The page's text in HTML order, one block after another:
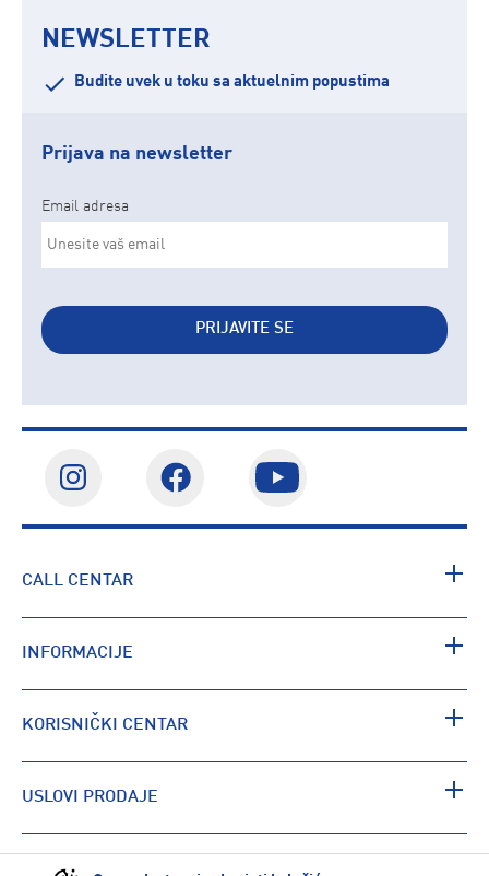
NEWSLETTER
Budite uvek u toku sa aktuelnim popustima
Prijava na newsletter
Email adresa
PRIJAVITE SE
CALL CENTAR
INFORMACIJE
KORISNIČKI CENTAR
USLOVI PRODAJE
PRONAĐI RADNJU